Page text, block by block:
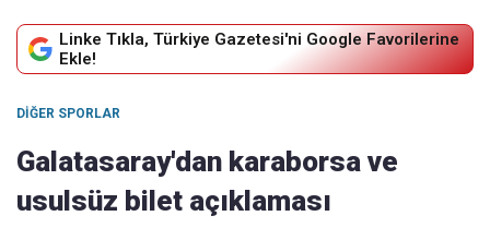
Linke Tıkla, Türkiye Gazetesi'ni Google Favorilerine
Ekle!
DIĞER SPORLAR
Galatasaray'dan karaborsa ve
usulsüz bilet açıklaması